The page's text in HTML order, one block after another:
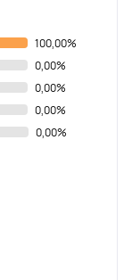
100,00%
0,00%
0,00%
0,00%
0,00%